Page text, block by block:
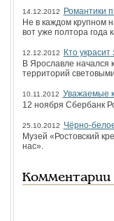
14.12.2012
Романтики
Не в каждом крупном
вот уже полтора года
12.12.2012
Кто
В Ярославле начался
территорий
10.11.2012 Уважаемые
12 ноября Сбербанк
25.10.2012
Чёрно-
Музей «Ростовский
нас».
Комментарии